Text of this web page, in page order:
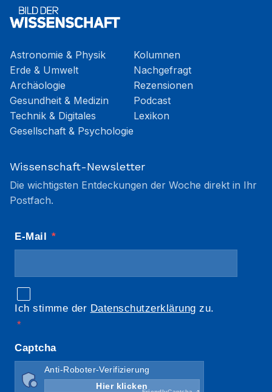
Astronomie & Physik
Erde & Umwelt
Archäologie
Gesundheit & Medizin
Technik & Digitales
Gesellschaft & Psychologie
Kolumnen
Nachgefragt
Rezensionen
Podcast
Lexikon
Wissenschaft-Newsletter
Die wichtigsten Entdeckungen der Woche direkt in Ihr
Postfach.